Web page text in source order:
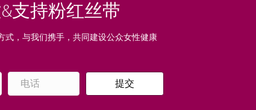
支持粉红丝带
式，与我们携手，共同建设公众女性健康
提交